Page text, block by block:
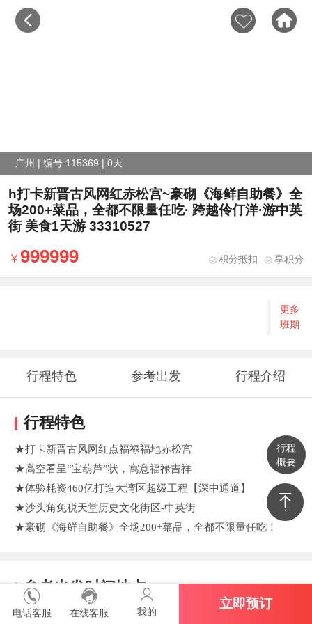
行程
概要
电话客服 在线客服 我的
立即预订
广州 | 编号:115369 | 0天
h打卡新晋古风网红赤松宫~豪砌《海鲜自助餐》全
场200+菜品，全都不限量任吃· 跨越伶仃洋·游中英
街 美食1天游 33310527
999999 积分抵扣 享积分
更多
班期
行程特色 参考出发 行程介绍
行程特色
★打卡新晋古风网红点福禄福地赤松宫
★高空看呈“宝葫芦”状，寓意福禄吉祥
★体验耗资460亿打造大湾区超级工程【深中通道】
★沙头角免税天堂历史文化街区-中英街
★豪砌《海鲜自助餐》全场200+菜品，全都不限量任吃！
参考出发时间地点
07:00 越秀公园C出口（如路段交通管辖，导游通知为准）